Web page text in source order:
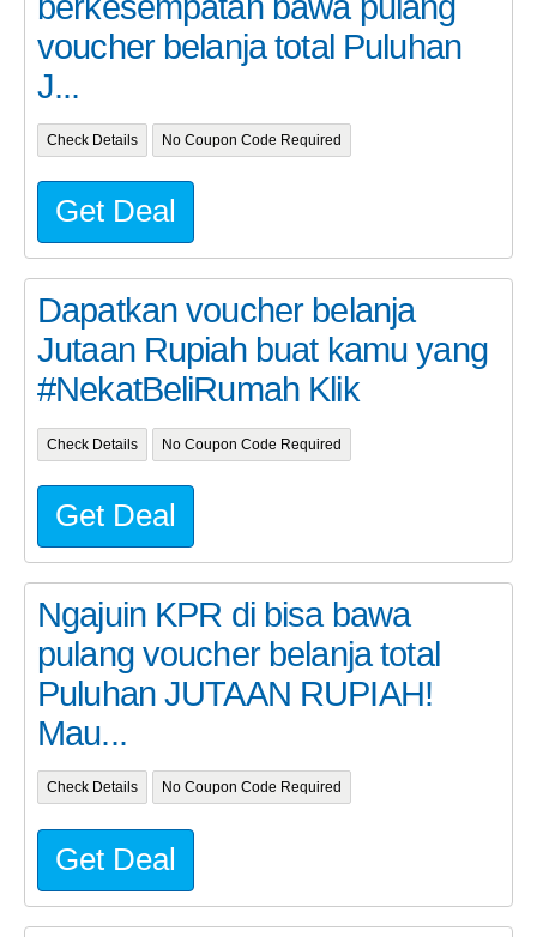
voucher belanja total Puluhan
J...
Check Details No Coupon Code Required
Get Deal
Dapatkan voucher belanja
Jutaan Rupiah buat kamu yang
#NekatBeliRumah Klik
Check Details No Coupon Code Required
Get Deal
Ngajuin KPR di bisa bawa
pulang voucher belanja total
Puluhan JUTAAN RUPIAH!
Mau...
Check Details No Coupon Code Required
Get Deal